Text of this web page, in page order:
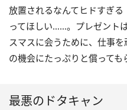
放置されるなんてヒドすぎ
ってほしい……。プレゼント
スマスに会うために、仕事
の機会にたっぷりと償っても
最悪のドタキャン